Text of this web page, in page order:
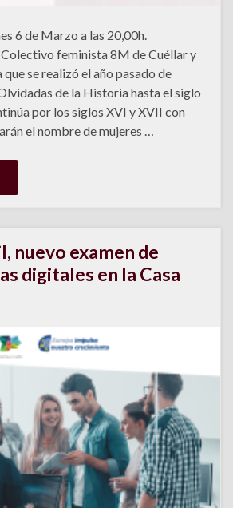
6 de Marzo a las 20,00h.
feminista 8M de Cuéllar y
se realizó el año pasado de
de la Historia hasta el siglo
por los siglos XVI y XVII con
el nombre de mujeres …
nuevo examen de
digitales en la Casa